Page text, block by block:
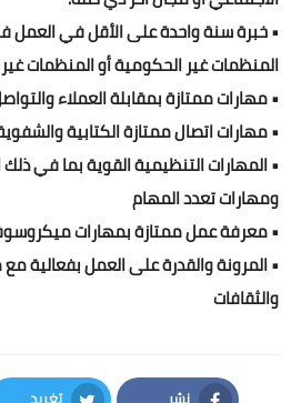
المنظمات غير الحكومية أو المنظمات
• مهارات ممتازة بمقابلة العملاء
• مهارات اتصال ممتازة الكتابية
• المهارات التنظيمية القوية بما في ذلك
ومهارات تعدد المهام
• معرفة عمل ممتازة بمهارات
• المرونة والقدرة على العمل بفعالية
والثقافات